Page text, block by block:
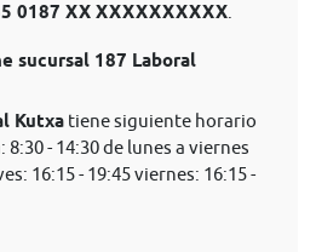
0187 XX XXXXXXXXXX
sucursal 187 Laboral
Kutxa tiene siguiente horario
- 14:30 de lunes a viernes
16:15 - 19:45 viernes: 16:15 -